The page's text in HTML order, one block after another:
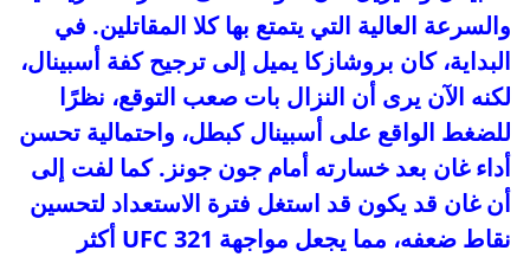
والسرعة العالية التي يتمتع بها كلا المقاتلين. في
البداية، كان بروشازكا يميل إلى ترجيح كفة أسبينال،
لكنه الآن يرى أن النزال بات صعب التوقع، نظرًا
للضغط الواقع على أسبينال كبطل، واحتمالية تحسن
أداء غان بعد خسارته أمام جون جونز. كما لفت إلى
أن غان قد يكون قد استغل فترة الاستعداد لتحسين
نقاط ضعفه، مما يجعل مواجهة UFC 321 أكثر